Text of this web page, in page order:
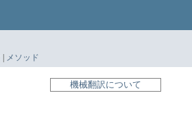
| メソッド
機械翻訳について